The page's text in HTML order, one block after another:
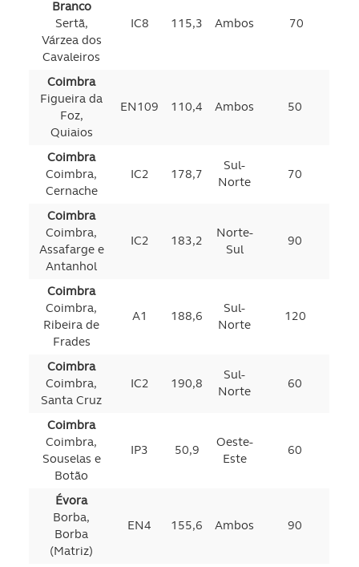
Branco
Sertã,
Várzea dos
Cavaleiros
IC8 115,3 Ambos 70
Coimbra
Figueira da
Foz,
Quiaios
EN109 110,4 Ambos 50
Coimbra
Coimbra,
Cernache
IC2 178,7
Sul-
Norte
70
Coimbra
Coimbra,
Assafarge e
Antanhol
IC2 183,2
Norte-
Sul
90
Coimbra
Coimbra,
Ribeira de
Frades
A1 188,6
Sul-
Norte
120
Coimbra
Coimbra,
Santa Cruz
IC2 190,8
Sul-
Norte
60
Coimbra
Coimbra,
Souselas e
Botão
IP3 50,9
Oeste-
Este
60
Évora
Borba,
Borba
(Matriz)
EN4 155,6 Ambos 90